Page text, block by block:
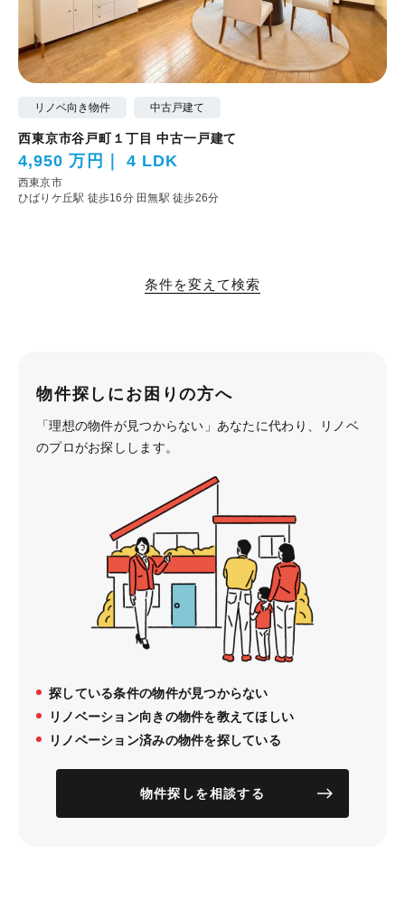
リノベ向き物件 中古戸建て
西東京市谷戸町１丁目 中古一戸建て
4,950 万円 4 LDK
西東京市
ひばりケ丘駅 徒歩16分 田無駅 徒歩26分
条件を変えて検索
物件探しにお困りの方へ
「理想の物件が見つからない」あなたに代わり、
リノベ
のプロがお探しします。
探している条件の物件が見つからない
リノベーション向きの物件を教えてほしい
リノベーション済みの物件を探している
物件探しを相談する